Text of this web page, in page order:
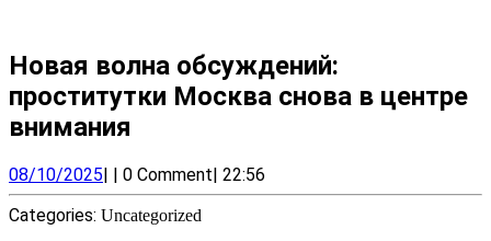
Новая волна обсуждений:
проститутки Москва снова в центре
внимания
08/10/202508/10/2025
| | 0 Comment| 22:56
Categories: Uncategorized